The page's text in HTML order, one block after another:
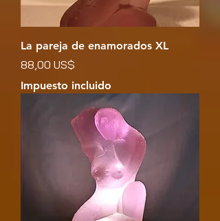
La pareja de enamorados XL
Precio
88,00 US$
Impuesto incluido